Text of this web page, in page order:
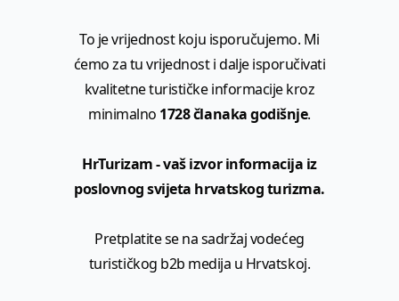
To je vrijednost koju isporučujemo. Mi
ćemo za tu vrijednost i dalje isporučivati
kvalitetne turističke informacije kroz
minimalno 1728 članaka godišnje.
HrTurizam - vaš izvor informacija iz
poslovnog svijeta hrvatskog turizma.
Pretplatite se na sadržaj vodećeg
turističkog b2b medija u Hrvatskoj.